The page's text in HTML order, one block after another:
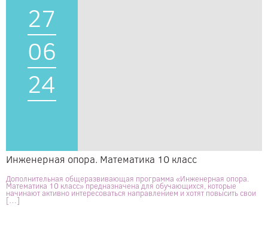
27
06
24
Инженерная опора. Математика 10 класс
Дополнительная общеразвивающая программа «Инженерная опора.
Математика 10 класс» предназначена для обучающихся, которые
начинают активно интересоваться направлением и хотят повысить свои
[…]